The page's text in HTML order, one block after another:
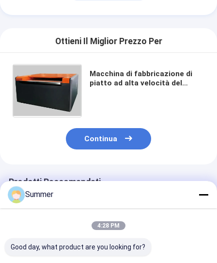
Ottieni Il Miglior Prezzo Per
Macchina di fabbricazione di
piatto ad alta velocità del
Continua
Prodotti Raccomandati
Summer
4:28 PM
Good day, what product are you looking for?